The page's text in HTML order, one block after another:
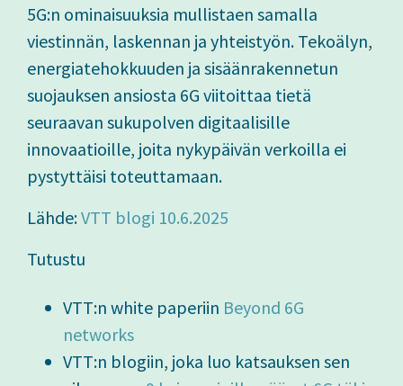
5G:n ominaisuuksia mullistaen samalla
viestinnän, laskennan ja yhteistyön. Tekoälyn,
energiatehokkuuden ja sisäänrakennetun
suojauksen ansiosta 6G viitoittaa tietä
seuraavan sukupolven digitaalisille
innovaatioille, joita nykypäivän verkoilla ei
pystyttäisi toteuttamaan.
Lähde:VTT blogi 10.6.2025
Tutustu
VTT:n white paperiin Beyond 6G
networks
VTT:n blogiin, joka luo katsauksen sen